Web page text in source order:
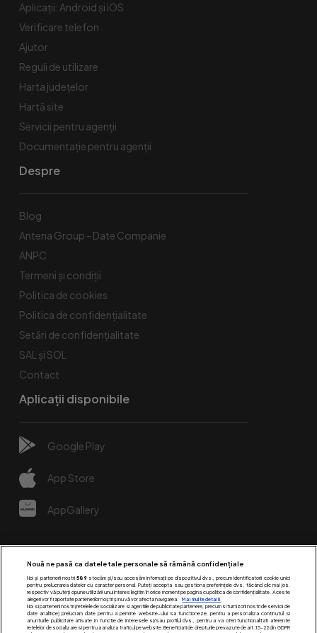
Aplicații: Android și iOS
Verificare telefon
Ajutor
Reguli de utilizare
Harta județelor
Hartă site
Servicii pentru agenții
Documentație pentru agenții
Despre
Blog
Antena Group - Date Companie
ANPC
Termeni și condiții
Politica de cookies
Politica de confidențialitate
Setări de confidențialitate
SAL și SOL
Contact
Aplicații disponibile
Google Play
App Store
AppGallery
Nouă ne pasă ca datele tale personale să rămână confidențiale
Noi și partenerii noștri 589stocăm și/sau accesăm informații pe dispozitivul dvs., precum identificatorii cookie unici
pentru prelucrarea datelor cu caracter personal. Puteți accepta sau gestiona preferințele dvs. făcând clic mai jos,
respectiv vă puteți opune utilizării unui interes legitim în orice moment pe pagina cu politica de confidențialitate. Aceste
alegeri vor fi raportate partenerilor noștri și nu vă vor afecta navigarea.
Mai multe detalii
Noi si partenerii nostri (retelele de socializare si agentiile de publicitate partenere, precum si furnizorii nostri de servicii de
date analitice) prelucram date pentru a permite website-ului sa functioneze, pentru a personaliza continutul si
anunturile publicitare afisate in functie de interesele si/sau profilul dvs., pentru a va oferi functionalitati aferente
retelelor de socializare si pentru a analiza traficul pe website. Beneficiati de drepturile prevazute de art. 15-22 din GDPR